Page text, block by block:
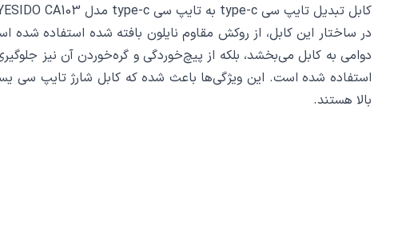
کابل تبدیل تایپ سی type-c به تایپ سی type-c مدل YESIDO CA103
در ساختار این کابل، از روکش مقاوم نایلون بافته شده استفاده
دوامی به کابل می‌بخشد، بلکه از پیچ‌خوردگی و گره‌خوردن آن نیز
بالا هستند.